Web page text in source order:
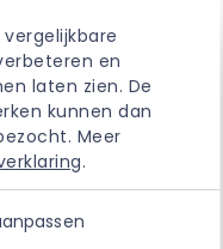
en
laten zien. De
kunnen dan
Meer
.
, polis
het digitaal
daar al 8 jaar
waar zoals mijn
heb en dan kan
… als dat